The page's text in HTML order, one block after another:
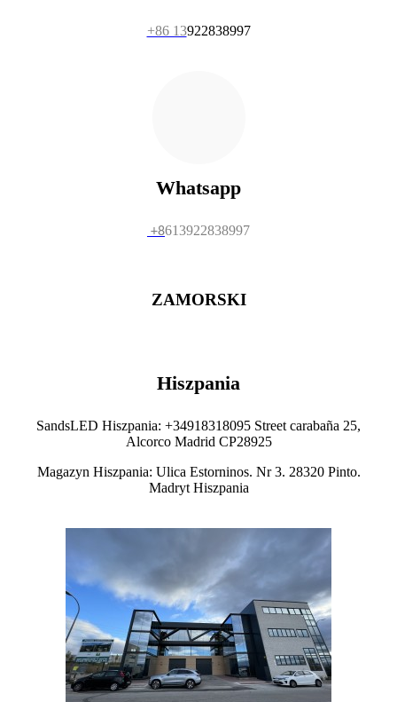
+86 13922838997
Whatsapp
+8613922838997
ZAMORSKI
Hiszpania
SandsLED Hiszpania: +34918318095 Street carabaña 25,
Alcorco Madrid CP28925
Magazyn Hiszpania: Ulica Estorninos. Nr 3. 28320 Pinto.
Madryt Hiszpania